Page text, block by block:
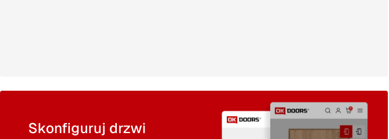
Skonfiguruj drzwi